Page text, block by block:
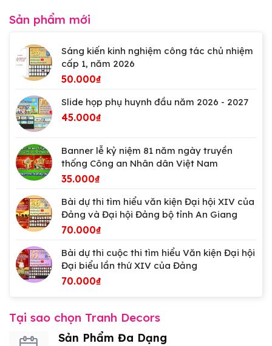
Sản phẩm mới
Sáng kiến kinh nghiệm công tác chủ nhiệm
cấp 1, năm 2026
50.000₫
Slide họp phụ huynh đầu năm 2026 - 2027
45.000₫
Banner lễ kỷ niệm 81 năm ngày truyền
thống Công an Nhân dân Việt Nam
35.000₫
Bài dự thi tìm hiểu văn kiện Đại hội XIV của
Đảng và Đại hội Đảng bộ tỉnh An Giang
70.000₫
Bài dự thi cuộc thi tìm hiểu Văn kiện Đại hội
Đại biểu lần thứ XIV của Đảng
70.000₫
Tại sao chọn Tranh Decors
Sản Phẩm Đa Dạng